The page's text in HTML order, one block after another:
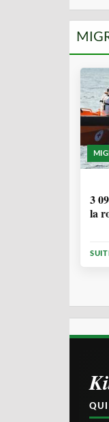
3
la
QUI